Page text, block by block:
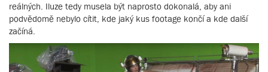
reálných. Iluze tedy musela být naprosto dokonalá, aby ani
podvědomě nebylo cítit, kde jaký kus footage končí a kde další
začíná.